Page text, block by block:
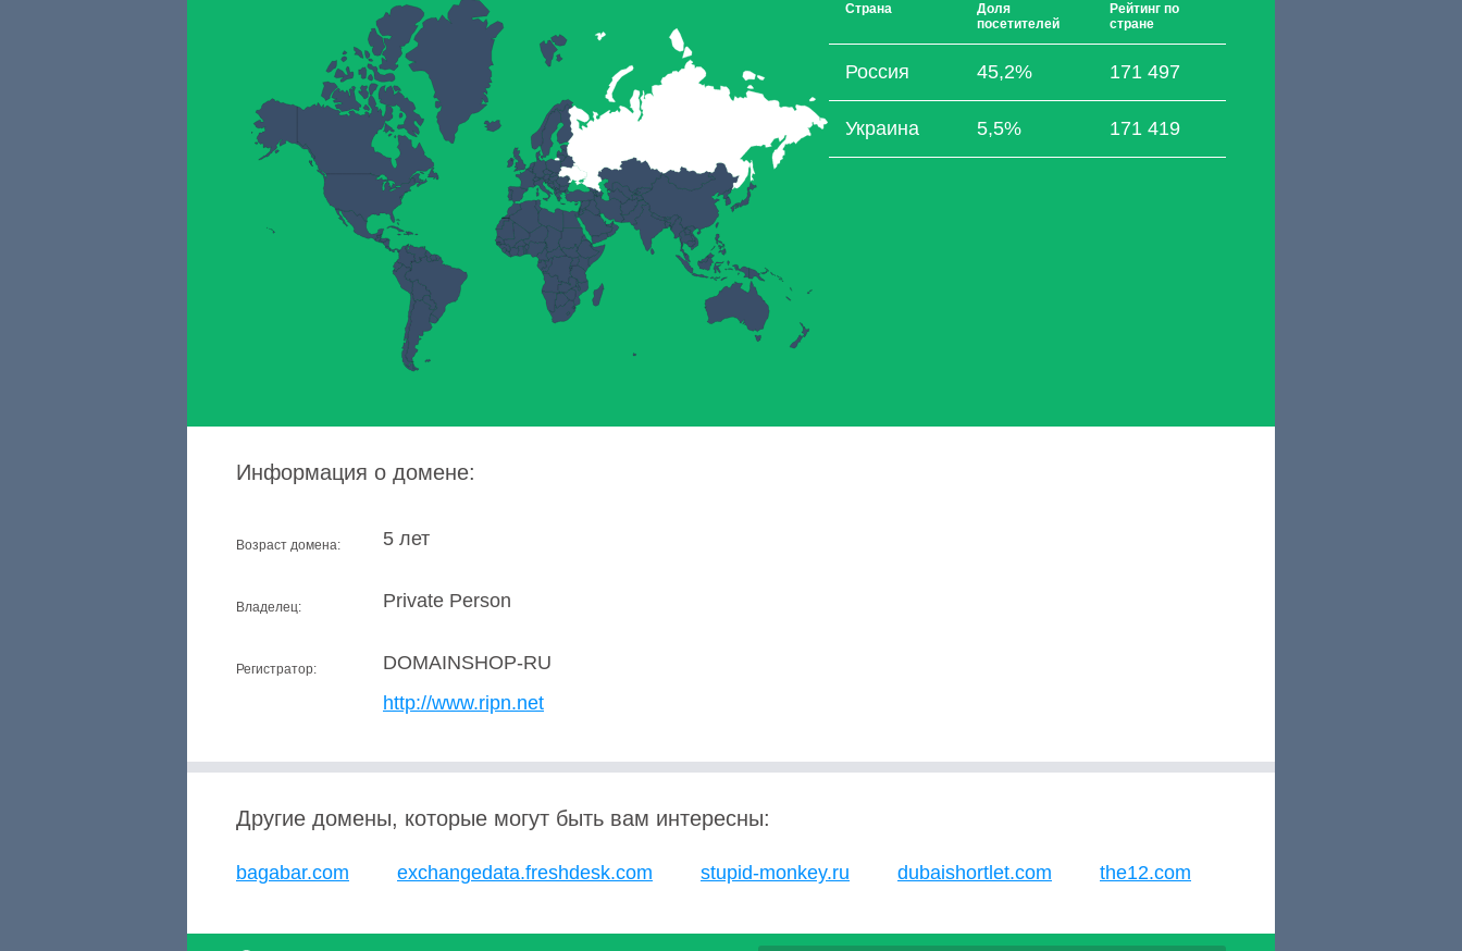
Страна
Доля
посетителей
Рейтинг по
стране
Россия 45,2% 171 497
Украина 5,5% 171 419
Информация о домене:
Возраст домена: 5 лет
Владелец: Private Person
Регистратор:
DOMAINSHOP-RU
http://www.ripn.net
Другие домены, которые могут быть вам интересны:
bagabar.com exchangedata.freshdesk.com stupid-monkey.ru dubaishortlet.com the12.com